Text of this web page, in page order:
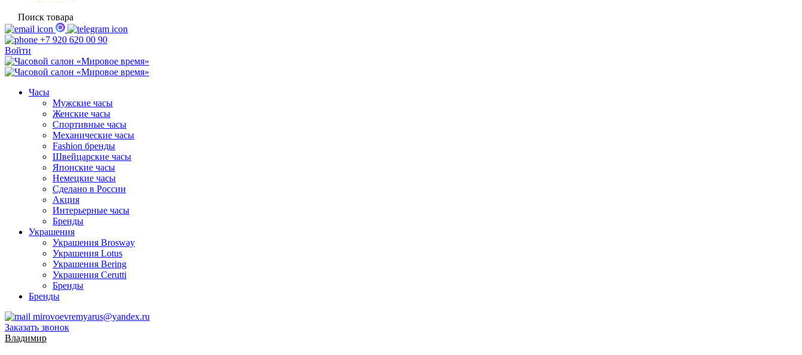
Поиск товара
+7 920 620 00 90
Войти
Часы
Мужские часы
Женские часы
Спортивные часы
Механические часы
Fashion бренды
Швейцарские часы
Японские часы
Немецкие часы
Сделано в России
Акция
Интерьерные часы
Бренды
Украшения
Украшения Brosway
Украшения Lotus
Украшения Bering
Украшения Cerutti
Бренды
Бренды
mirovoevremyarus@yandex.ru
Заказать звонок
Владимир